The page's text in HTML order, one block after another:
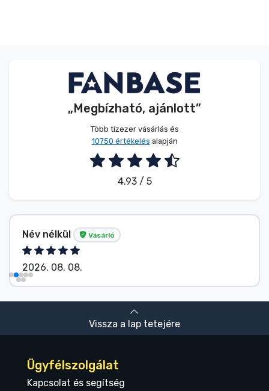
„Megbízható, ajánlott”
Több tízezer vásárlás és
10750 értékelés alapján
4.93 / 5
Név nélkül Vásárló
2026. 08. 08.
Vissza a lap tetejére
Ügyfélszolgálat
Kapcsolat és segítség
Terméktípusok